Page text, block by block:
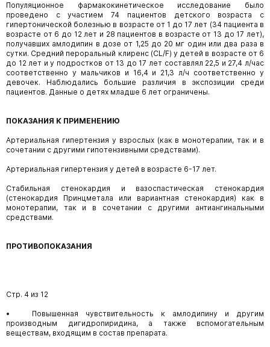
Популяционное фармакокинетическое исследование было
проведено с участием 74 пациентов детского возраста с
гипертонической болезнью в возрасте от 1 до 17 лет (34 пациента в
возрасте от 6 до 12 лет и 28 пациентов в возрасте от 13 до 17 лет),
получавших амлодипин в дозе от 1,25 до 20 мг один или два раза в
сутки. Средний пероральный клиренс (CL/F) у детей в возрасте от 6
до 12 лет и у подростков от 13 до 17 лет составлял 22,5 и 27,4 л/час
соответственно у мальчиков и 16,4 и 21,3 л/ч соответственно у
девочек. Наблюдались большие различия в экспозиции среди
пациентов. Данные о детях младше 6 лет ограничены.
ПОКАЗАНИЯ К ПРИМЕНЕНИЮ
Артериальная гипертензия у взрослых (как в монотерапии, так и в
сочетании с другими гипотензивными средствами).
Артериальная гипертензия у детей в возрасте 6-17 лет.
Стабильная стенокардия и вазоспастическая стенокардия
(стенокардия Принцметала или вариантная стенокардия) как в
монотерапии, так и в сочетании с другими антиангинальными
средствами.
ПРОТИВОПОКАЗАНИЯ
Стр. 4 из 12
• Повышенная чувствительность к амлодипину и другим
производным дигидропиридина, а также вспомогательным
веществам, входящим в состав препарата.